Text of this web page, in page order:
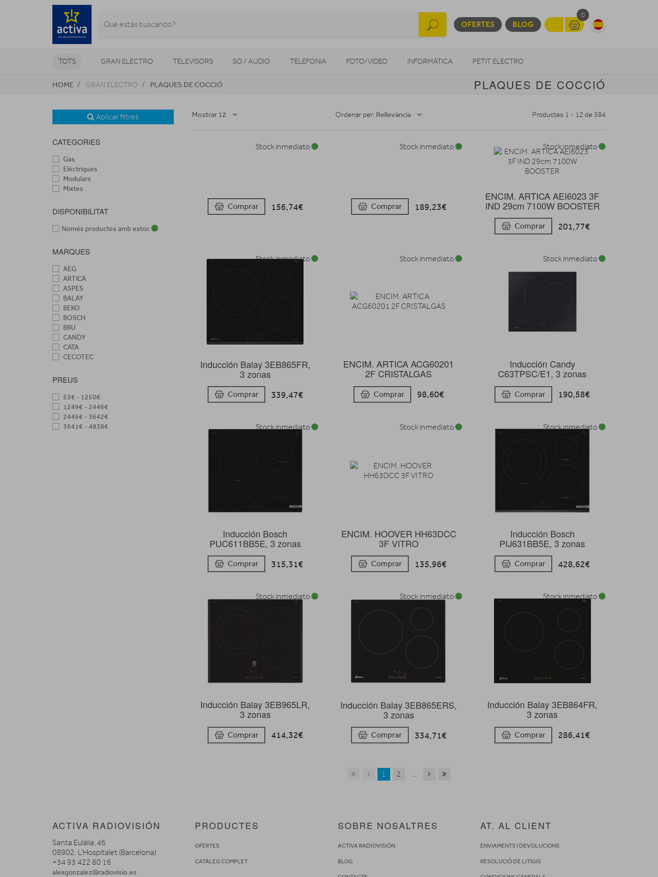
OFERTES BLOG
0
TOTS GRAN ELECTRO TELEVISORS SO / AUDIO TELEFONIA FOTO/VIDEO INFORMÀTICA PETIT ELECTRO
CLIMATITZACIÓ I CALEFACCIÓ MOBILITAT URBANA
HOME GRAN ELECTRO PLAQUES DE COCCIÓ PLAQUES DE COCCIÓ
Aplicar filtres
CATEGORIES
Gas
Elèctriques
Modulars
Mixtes
DISPONIBILITAT
Només productes amb estoc
MARQUES
AEG
ARTICA
ASPES
BALAY
BEKO
BOSCH
BRU
CANDY
CATA
CECOTEC
EDESA
FAGOR
FRANKE
HAIER
HISENSE
PREUS
53€ - 1250€
1249€ - 2446€
2445€ - 3642€
3641€ - 4838€
Mostrar 12 Ordenar per: Rellevància Productes 1 - 12 de 584
Comprar 156,74€
Stock inmediato
Comprar 189,23€
Stock inmediato
ENCIM. ARTICA AEI6023 3F
IND 29cm 7100W BOOSTER
Comprar 201,77€
Stock inmediato
Inducción Balay 3EB865FR,
3 zonas
Comprar 339,47€
Stock inmediato
ENCIM. ARTICA ACG60201
2F CRISTALGAS
Comprar 98,60€
Stock inmediato
Inducción Candy
C63TPSC/E1, 3 zonas
Comprar 190,58€
Stock inmediato
Inducción Bosch
PUC611BB5E, 3 zonas
Comprar 315,31€
Stock inmediato
ENCIM. HOOVER HH63DCC
3F VITRO
Comprar 135,96€
Stock inmediato
Inducción Bosch
PIJ631BB5E, 3 zonas
Comprar 428,62€
Stock inmediato
Inducción Balay 3EB965LR,
3 zonas
Comprar 414,32€
Stock inmediato
Inducción Balay 3EB865ERS,
3 zonas
Comprar 334,71€
Stock inmediato
Inducción Balay 3EB864FR,
3 zonas
Comprar 286,41€
Stock inmediato
1 2 ...
ACTIVA RADIOVISIÓN
Santa Eulàlia, 46
08902. L’Hospitalet (Barcelona)
+34 93 422 80 16
alexgonzalez@radiovisio.es
PRODUCTES
OFERTES
CATÀLEG COMPLET
SOBRE NOSALTRES
ACTIVA RADIOVISIÓN
BLOG
AT. AL CLIENT
ENVIAMENTS I DEVOLUCIONS
RESOLUCIÓ DE LITIGIS